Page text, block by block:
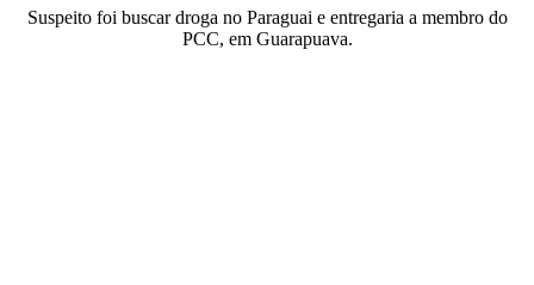
Suspeito foi buscar droga no Paraguai e entregaria a membro do
PCC, em Guarapuava.